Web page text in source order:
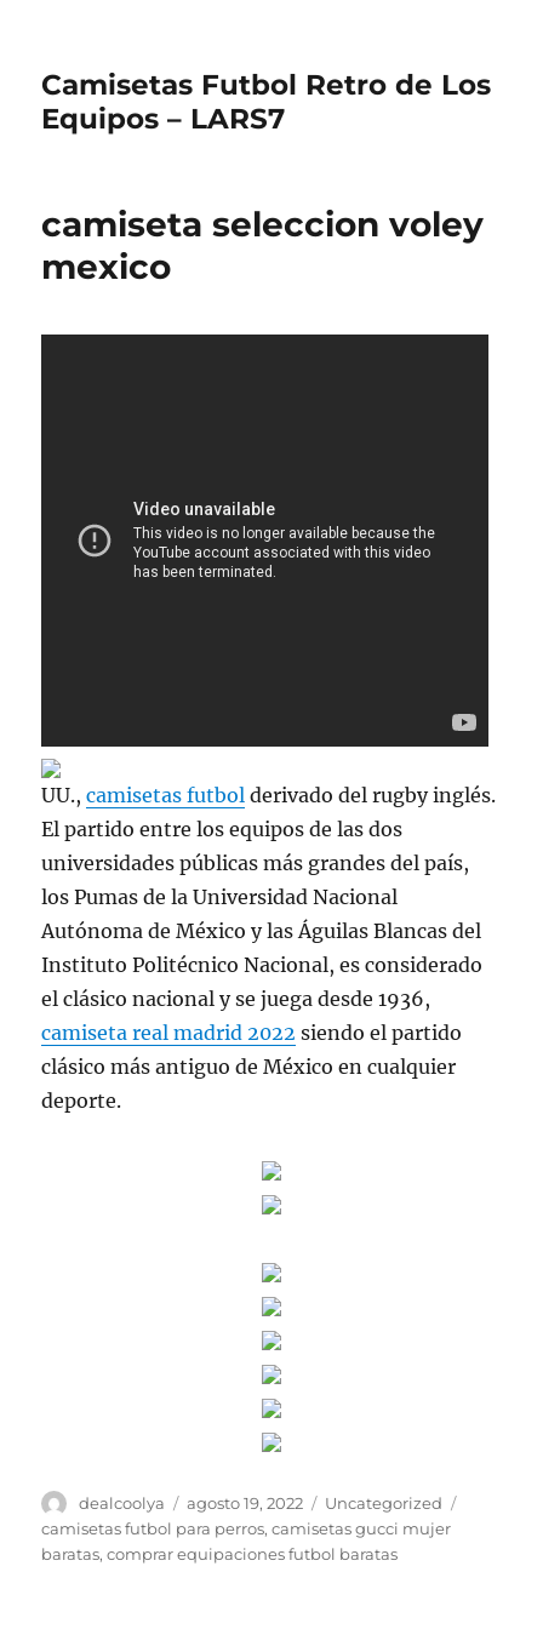
Camisetas Futbol Retro de Los
Equipos – LARS7
camiseta seleccion voley
mexico
UU.,camisetas futbol derivado del rugby inglés.
El partido entre los equipos de las dos
universidades públicas más grandes del país,
los Pumas de la Universidad Nacional
Autónoma de México y las Águilas Blancas del
Instituto Politécnico Nacional, es considerado
el clásico nacional y se juega desde 1936,
camiseta real madrid 2022 siendo el partido
clásico más antiguo de México en cualquier
deporte.
Autor
dealcoolya
Publicado
el
agosto 19, 2022 Categorías
Uncategorized
camisetas futbol para perros,camisetas gucci mujer
baratas,comprar equipaciones futbol baratas